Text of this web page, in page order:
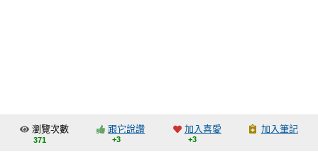
交流中心
瀏覽次數
371
跟它說讚
+3
加入喜愛
+3
加入筆記